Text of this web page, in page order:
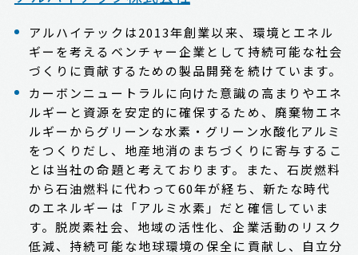
アルハイテックは2013年創業以来、環境とエネル
ギーを考えるベンチャー企業として持続可能な社会
づくりに貢献するための製品開発を続けています。
カーボンニュートラルに向けた意識の高まりやエネ
ルギーと資源を安定的に確保するため、廃棄物エネ
ルギーからグリーンな水素・グリーン水酸化アルミ
をつくりだし、地産地消のまちづくりに寄与するこ
とは当社の命題と考えております。また、石炭燃料
から石油燃料に代わって60年が経ち、新たな時代
のエネルギーは「アルミ水素」だと確信していま
す。脱炭素社会、地域の活性化、企業活動のリスク
低減、持続可能な地球環境の保全に貢献し、自立分